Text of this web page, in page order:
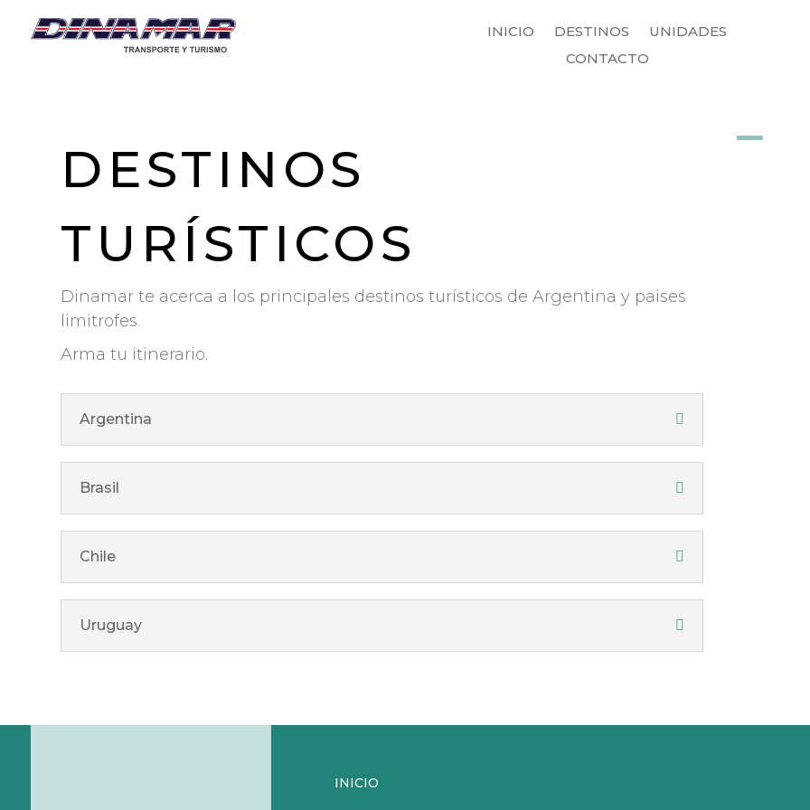
INICIO DESTINOS
UNIDADES
CONTACTO
DESTINOS
TURÍSTICOS
Dinamar te acerca a los principales destinos turísticos de Argentina y paises
limitrofes.
Arma tu itinerario.
Argentina
Brasil
Chile
Uruguay



 







INICIO